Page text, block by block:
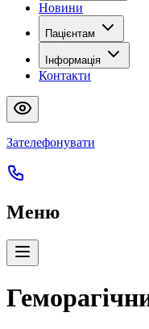
Новини
Пацієнтам
Інформація
Контакти
Зателефонувати
Меню